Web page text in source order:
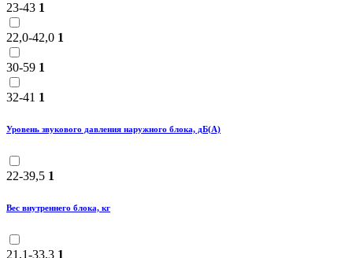
23-43 1
22,0-42,0 1
30-59 1
32-41 1
Уровень звукового давления наружного блока, дБ(А)
22-39,5 1
Вес внутреннего блока, кг
21,1-33,3 1